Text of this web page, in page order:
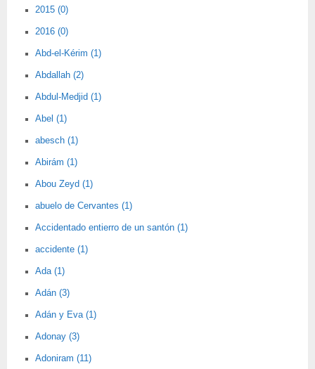
2015 (0)
2016 (0)
Abd-el-Kérim (1)
Abdallah (2)
Abdul-Medjid (1)
Abel (1)
abesch (1)
Abirám (1)
Abou Zeyd (1)
abuelo de Cervantes (1)
Accidentado entierro de un santón (1)
accidente (1)
Ada (1)
Adán (3)
Adán y Eva (1)
Adonay (3)
Adoniram (11)